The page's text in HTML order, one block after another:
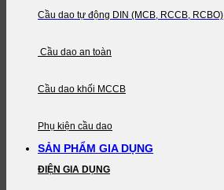
Cầu dao tự động DIN (MCB, RCCB, RCBO)
Cầu dao an toàn
Cầu dao khối MCCB
Phụ kiện cầu dao
SẢN PHẨM GIA DỤNG
ĐIỆN GIA DỤNG